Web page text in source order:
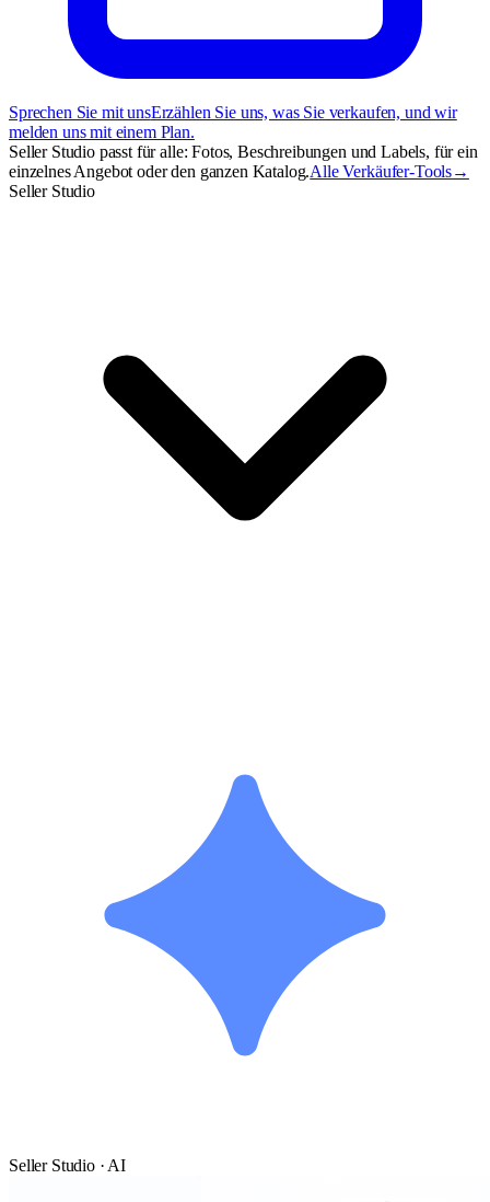
Sprechen Sie mit unsErzählen Sie uns, was Sie verkaufen, und wir
melden uns mit einem Plan.
Seller Studio passt für alle: Fotos, Beschreibungen und Labels, für ein
einzelnes Angebot oder den ganzen Katalog.Alle Verkäufer-Tools→
Seller Studio
Seller Studio · AI